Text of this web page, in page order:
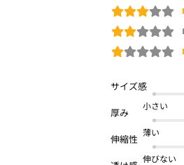
小さい
薄い
伸びない